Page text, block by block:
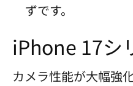
ずです。
iPhone 17シ
カメラ性能が大幅強